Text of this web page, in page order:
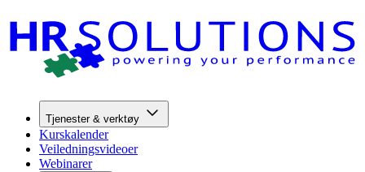
Tjenester & verktøy
Kurskalender
Veiledningsvideoer
Webinarer